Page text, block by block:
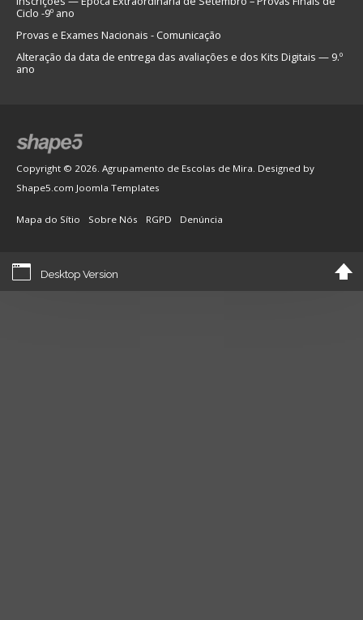
Ciclo -9º ano
Provas e Exames Nacionais - Comunicação
Alteração da data de entrega das avaliações e dos Kits Digitais — 9.º
ano
Copyright © 2026. Agrupamento de Escolas de Mira. Designed by
Shape5.com Joomla Templates
Mapa do Sítio Sobre Nós RGPD Denúncia
Desktop Version